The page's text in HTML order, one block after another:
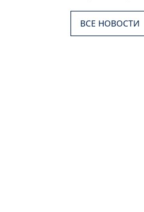
ВСЕ НОВОСТИ